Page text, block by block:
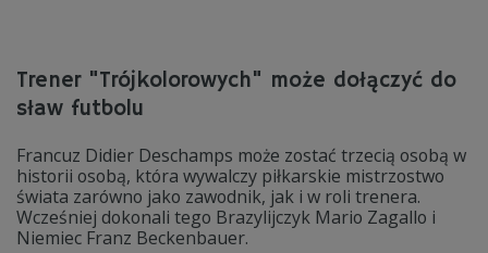
Trener "Trójkolorowych" może dołączyć do
sław futbolu
Francuz Didier Deschamps może zostać trzecią osobą w
historii osobą, która wywalczy piłkarskie mistrzostwo
świata zarówno jako zawodnik, jak i w roli trenera.
Wcześniej dokonali tego Brazylijczyk Mario Zagallo i
Niemiec Franz Beckenbauer.